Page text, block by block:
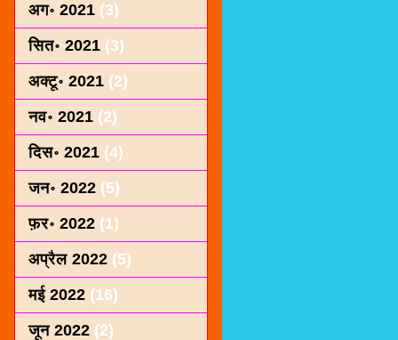
अग॰ 2021 (3)
सित॰ 2021 (3)
अक्टू॰ 2021 (2)
नव॰ 2021 (2)
दिस॰ 2021 (4)
जन॰ 2022 (5)
फ़र॰ 2022 (1)
अप्रैल 2022 (5)
मई 2022 (16)
जून 2022 (2)